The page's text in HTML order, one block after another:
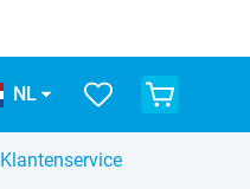
NL
Klantenservice